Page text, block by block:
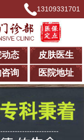
13109331701
动态
皮肤医生
询 医院地址